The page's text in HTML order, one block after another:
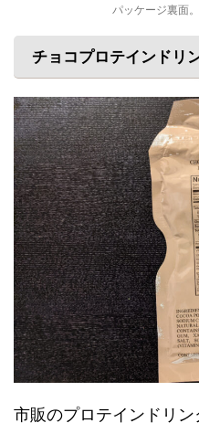
パッケージ裏面
チョコプロテインドリ
市販のプロテインドリ